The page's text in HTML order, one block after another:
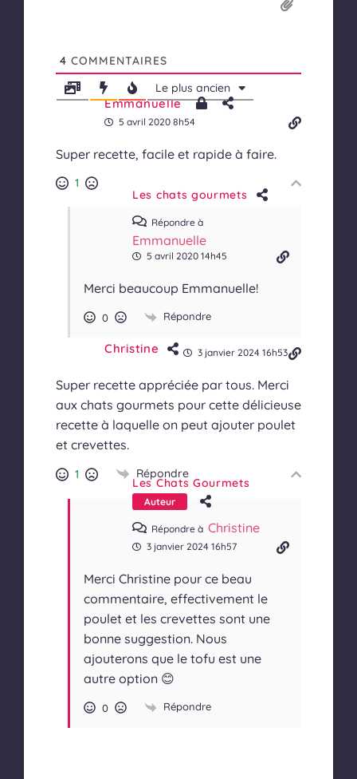
4 COMMENTAIRES
Le plus ancien
Emmanuelle
5 avril 2020 8h54
Super recette, facile et rapide à faire.
1
Les chats gourmets
Répondre à
Emmanuelle
5 avril 2020 14h45
Merci beaucoup Emmanuelle!
0 Répondre
Christine 3 janvier 2024 16h53
Super recette appréciée par tous. Merci
aux chats gourmets pour cette délicieuse
recette à laquelle on peut ajouter poulet
et crevettes.
1 Répondre
Les Chats Gourmets
Auteur
Répondre à Christine
3 janvier 2024 16h57
Merci Christine pour ce beau
commentaire, effectivement le
poulet et les crevettes sont une
bonne suggestion. Nous
ajouterons que le tofu est une
autre option 😊
0 Répondre